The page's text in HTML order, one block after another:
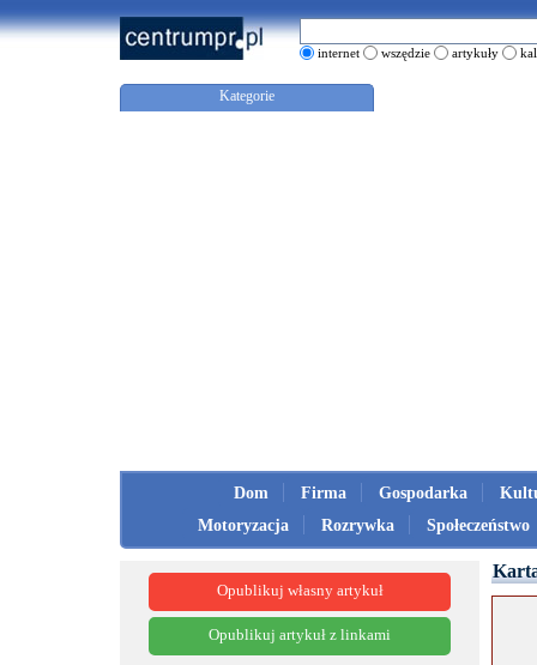
internet wszędzie artykuły
Kategorie
Dom Firma Gospodarka
Motoryzacja
Rozrywka Społeczeństwo
Opublikuj własny artykuł
Opublikuj artykuł z linkami